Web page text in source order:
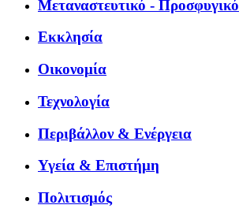
Μεταναστευτικό - Προσφυγικό
Εκκλησία
Οικονομία
Τεχνολογία
Περιβάλλον & Ενέργεια
Υγεία & Επιστήμη
Πολιτισμός